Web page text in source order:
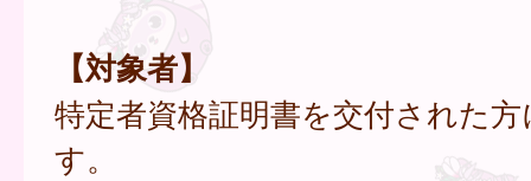
【対象者】
特定者資格証明書を交付された
す。